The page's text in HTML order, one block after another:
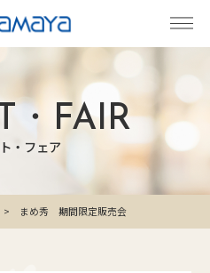
・FAIR
・フェア
まめ秀 期間限定販売会